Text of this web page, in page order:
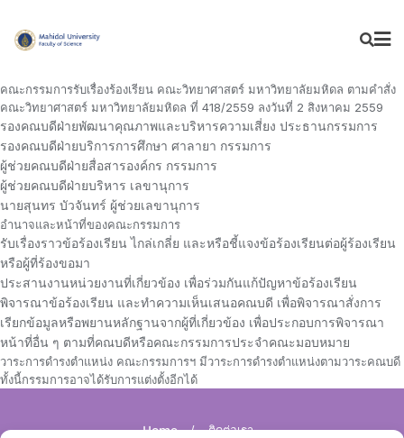
คณะกรรมการรับเรื่องร้องเรียน คณะวิทยาศาสตร์ มหาวิทยาลัยมหิดล ตามคำสั่ง
คณะวิทยาศาสตร์ มหาวิทยาลัยมหิดล ที่ 418/2559 ลงวันที่ 2 สิงหาคม 2559
รองคณบดีฝ่ายพัฒนาคุณภาพและบริหารความเสี่ยง ประธานกรรมการ
รองคณบดีฝ่ายบริการการศึกษา ศาลายา กรรมการ
ผู้ช่วยคณบดีฝ่ายสื่อสารองค์กร กรรมการ
ผู้ช่วยคณบดีฝ่ายบริหาร เลขานุการ
นายสุนทร บัวจันทร์ ผู้ช่วยเลขานุการ
อำนาจและหน้าที่ของคณะกรรมการ
รับเรื่องราวข้อร้องเรียน ไกล่เกลี่ย และหรือชี้แจงข้อร้องเรียนต่อผู้ร้องเรียน
หรือผู้ที่ร้องขอมา
ประสานงานหน่วยงานที่เกี่ยวข้อง เพื่อร่วมกันแก้ปัญหาข้อร้องเรียน
พิจารณาข้อร้องเรียน และทำความเห็นเสนอคณบดี เพื่อพิจารณาสั่งการ
เรียกข้อมูลหรือพยานหลักฐานจากผู้ที่เกี่ยวข้อง เพื่อประกอบการพิจารณา
หน้าที่อื่น ๆ ตามที่คณบดีหรือคณะกรรมการประจำคณะมอบหมาย
วาระการดำรงตำแหน่ง คณะกรรมการฯ มีวาระการดำรงตำแหน่งตามวาระคณบดี
ทั้งนี้กรรมการอาจได้รับการแต่งตั้งอีกได้
Home ติดต่อเรา